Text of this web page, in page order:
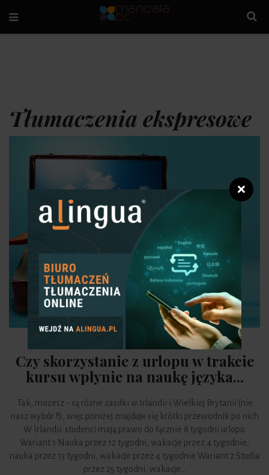
Tłumaczenia ekspresowe
Czy skorzystanie z urlopu w trakcie
kursu wpłynie na naukę języka...
Tak, możesz - są różne zasiłki w Irlandii i Wielkiej Brytanii (nie
nasz wybór !!), więc poniżej znajduje się krótki przewodnik po nich
W Irlandii: studenci mają prawo do łącznie 8 tygodni urlopu.
Wariant 1 Nauka przez 12 tygodni, wakacje przez 4 tygodnie,
nauka przez 13 tygodni, wakacje przez 4 tygodnie Wariant 2 Studia
przez 25 tygodni, wakacje...
❌